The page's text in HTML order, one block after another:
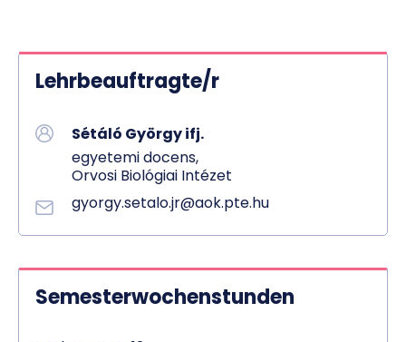
Lehrbeauftragte/r
Sétáló György ifj.
egyetemi docens,
Orvosi Biológiai Intézet
gyorgy.setalo.jr@aok.pte.hu
Semesterwochenstunden